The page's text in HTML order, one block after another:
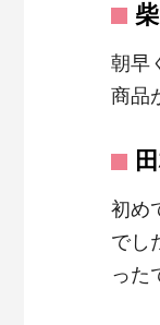
朝早
商品
初め
でし
った